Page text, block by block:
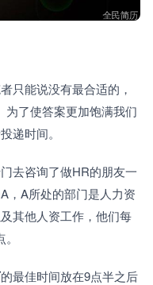
只能说没有最合适的，
为了使答案更加饱满我们
递时间。
去咨询了做HR的朋友一
，A所处的部门是人力资
其他人资工作，他们每
的最佳时间放在9点半之后